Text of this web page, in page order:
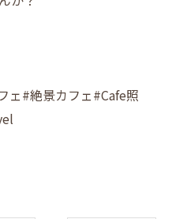
ェ#絶景カフェ#Cafe照